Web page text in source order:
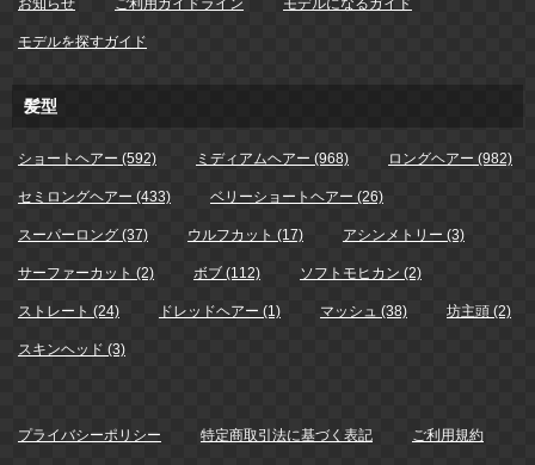
お知らせ ご利用ガイドライン モデルになるガイド
モデルを探すガイド
髪型
ショートヘアー (592) ミディアムヘアー (968) ロングヘアー (982)
セミロングヘアー (433) ベリーショートヘアー (26)
スーパーロング (37) ウルフカット (17) アシンメトリー (3)
サーファーカット (2) ボブ (112) ソフトモヒカン (2)
ストレート (24) ドレッドヘアー (1) マッシュ (38) 坊主頭 (2)
スキンヘッド (3)
プライバシーポリシー 特定商取引法に基づく表記 ご利用規約